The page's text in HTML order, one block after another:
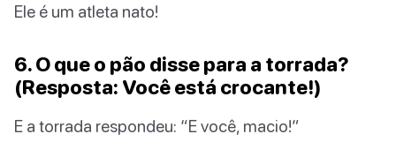
Ele é um atleta nato!
6. O que o pão disse para a torrada?
(Resposta: Você está crocante!)
E a torrada respondeu: “E você, macio!”